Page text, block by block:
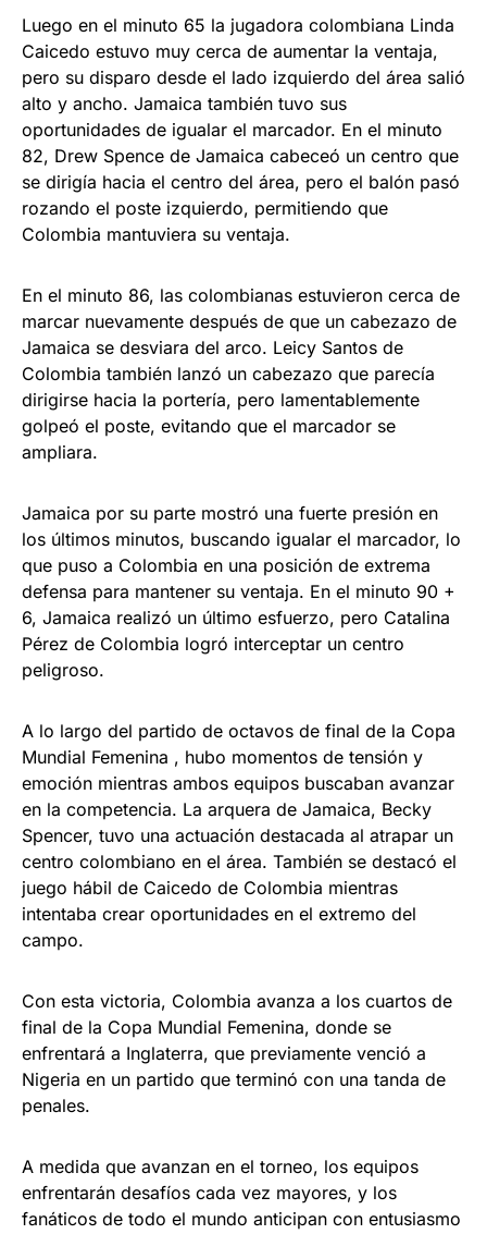
Luego en el minuto 65 la jugadora colombiana Linda
Caicedo estuvo muy cerca de aumentar la ventaja,
pero su disparo desde el lado izquierdo del área salió
alto y ancho. Jamaica también tuvo sus
oportunidades de igualar el marcador. En el minuto
82, Drew Spence de Jamaica cabeceó un centro que
se dirigía hacia el centro del área, pero el balón pasó
rozando el poste izquierdo, permitiendo que
Colombia mantuviera su ventaja.
En el minuto 86, las colombianas estuvieron cerca de
marcar nuevamente después de que un cabezazo de
Jamaica se desviara del arco. Leicy Santos de
Colombia también lanzó un cabezazo que parecía
dirigirse hacia la portería, pero lamentablemente
golpeó el poste, evitando que el marcador se
ampliara.
Jamaica por su parte mostró una fuerte presión en
los últimos minutos, buscando igualar el marcador, lo
que puso a Colombia en una posición de extrema
defensa para mantener su ventaja. En el minuto 90 +
6, Jamaica realizó un último esfuerzo, pero Catalina
Pérez de Colombia logró interceptar un centro
peligroso.
A lo largo del partido de octavos de final de la Copa
Mundial Femenina , hubo momentos de tensión y
emoción mientras ambos equipos buscaban avanzar
en la competencia. La arquera de Jamaica, Becky
Spencer, tuvo una actuación destacada al atrapar un
centro colombiano en el área. También se destacó el
juego hábil de Caicedo de Colombia mientras
intentaba crear oportunidades en el extremo del
campo.
Con esta victoria, Colombia avanza a los cuartos de
final de la Copa Mundial Femenina, donde se
enfrentará a Inglaterra, que previamente venció a
Nigeria en un partido que terminó con una tanda de
penales.
A medida que avanzan en el torneo, los equipos
enfrentarán desafíos cada vez mayores, y los
fanáticos de todo el mundo anticipan con entusiasmo